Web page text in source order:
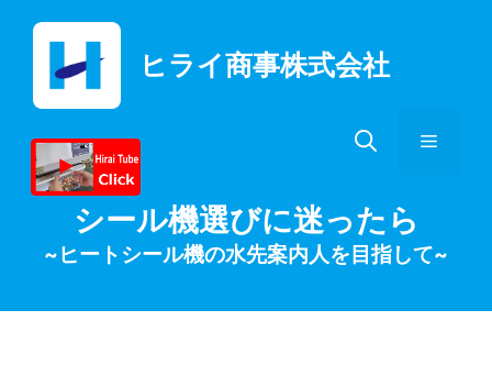
ヒライ商事株式会社
メ
シール機選びに迷ったら
~ヒートシール機の水先案内人を目指して~